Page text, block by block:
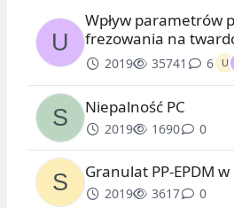
Wpływ parametrów
frezowania na
2019 35741 6
Niepalność PC
2019 1690 0
Granulat PP-EPDM w
2019 3617 0